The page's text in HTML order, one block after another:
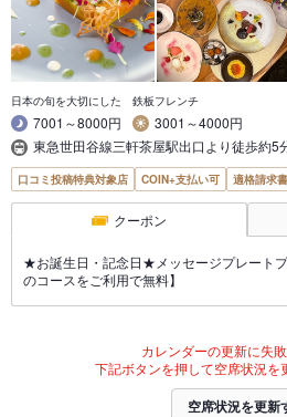
日本の旬を大切にした 鉄板フレンチ
7001～8000円
3001～4000円
東急世田谷線三軒茶屋駅出口より徒歩約5
口コミ投稿特典対象店 COIN+支払い可 適格請求
クーポン
★お誕生日・記念日★メッセージプレート
のコースをご利用で無料】
カレンダーの更新に失敗
下記ボタンを押して空席状況を
空席状況を更新